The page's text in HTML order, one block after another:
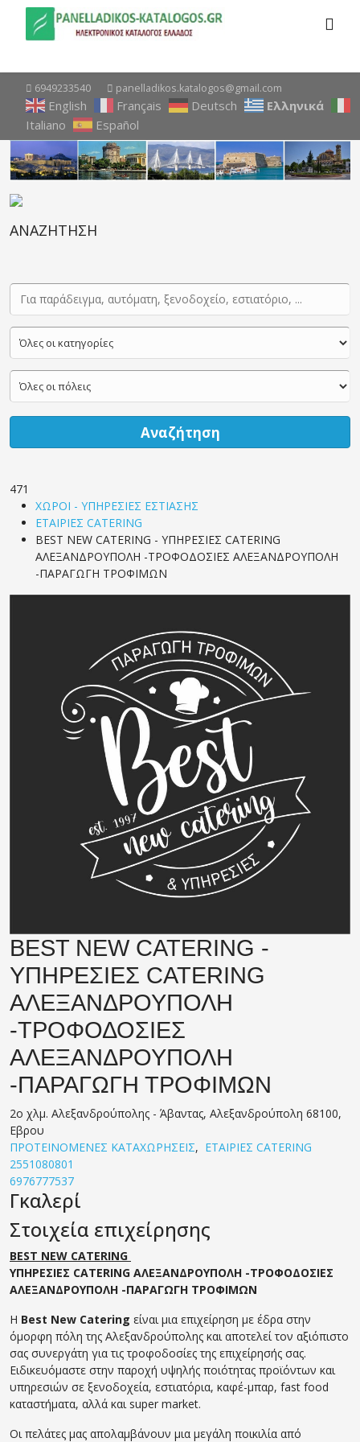
6949233540 panelladikos.katalogos@gmail.com
English Français Deutsch
Ελληνικά
Italiano
Español
ΑΝΑΖΗΤΗΣΗ
Αναζήτηση
471
ΧΩΡΟΙ - ΥΠΗΡΕΣΙΕΣ ΕΣΤΙΑΣΗΣ
ΕΤΑΙΡΙΕΣ CATERING
BEST NEW CATERING - ΥΠΗΡΕΣΙΕΣ CATERING
ΑΛΕΞΑΝΔΡΟΥΠΟΛΗ -ΤΡΟΦΟΔΟΣΙΕΣ ΑΛΕΞΑΝΔΡΟΥΠΟΛΗ
-ΠΑΡΑΓΩΓΗ ΤΡΟΦΙΜΩΝ
BEST NEW CATERING -
ΥΠΗΡΕΣΙΕΣ CATERING
ΑΛΕΞΑΝΔΡΟΥΠΟΛΗ
-ΤΡΟΦΟΔΟΣΙΕΣ
ΑΛΕΞΑΝΔΡΟΥΠΟΛΗ
-ΠΑΡΑΓΩΓΗ ΤΡΟΦΙΜΩΝ
2ο χλμ. Αλεξανδρούπολης - Άβαντας, Αλεξανδρούπολη 68100,
Εβρου
ΠΡΟΤΕΙΝΟΜΕΝΕΣ ΚΑΤΑΧΩΡΗΣΕΙΣ, ΕΤΑΙΡΙΕΣ CATERING
2551080801
6976777537
Γκαλερί
Στοιχεία επιχείρησης
BEST NEW CATERING
ΥΠΗΡΕΣΙΕΣ CATERING ΑΛΕΞΑΝΔΡΟΥΠΟΛΗ -ΤΡΟΦΟΔΟΣΙΕΣ
ΑΛΕΞΑΝΔΡΟΥΠΟΛΗ -ΠΑΡΑΓΩΓΗ ΤΡΟΦΙΜΩΝ
Η Best New Catering είναι μια επιχείρηση με έδρα στην
όμορφη πόλη της Αλεξανδρούπολης και αποτελεί τον αξιόπιστο
σας συνεργάτη για τις τροφοδοσίες της επιχείρησής σας.
Ειδικευόμαστε στην παροχή υψηλής ποιότητας προϊόντων και
υπηρεσιών σε ξενοδοχεία, εστιατόρια, καφέ-μπαρ, fast food
καταστήματα, αλλά και super market.
Οι πελάτες μας απολαμβάνουν μια μεγάλη ποικιλία από